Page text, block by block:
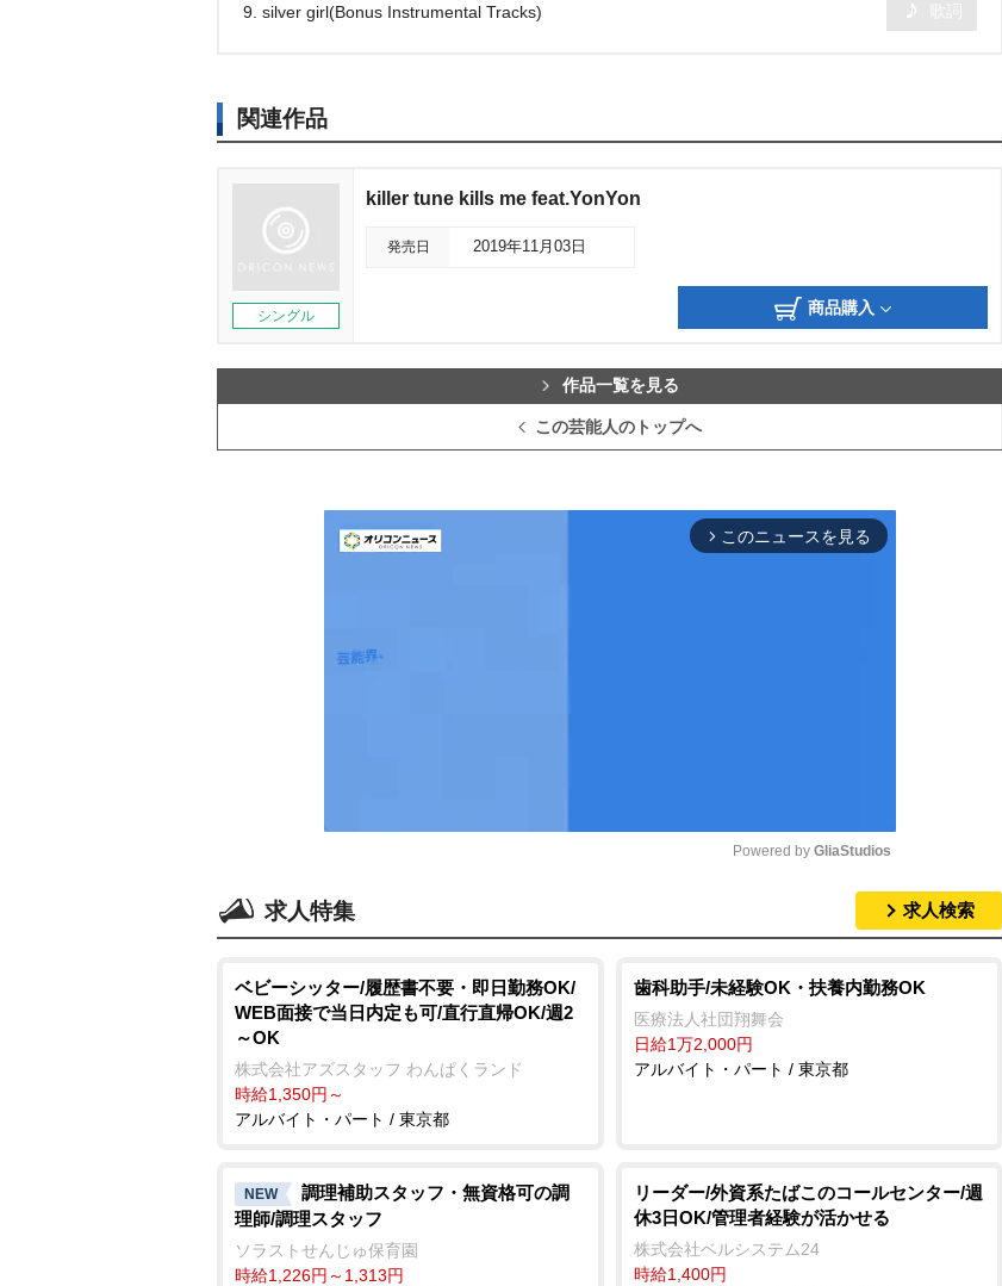
9. silver girl(Bonus Instrumental Tracks)
関連作品
シングル
killer tune kills me feat.YonYon
発売日 2019年11月03日
商品購入
作品一覧を見る
この芸能人のトップへ
arrow_forward_ios このニュースを見る
Powered by GliaStudios
求人特集 求人検索
ベビーシッター/履歴書不要・即日勤務OK/
WEB面接で当日内定も可/直行直帰OK/週2
～OK
株式会社アズスタッフ わんぱくランド
時給1,350円～
アルバイト・パート / 東京都
歯科助手/未経験OK・扶養内勤務OK
医療法人社団翔舞会
日給1万2,000円
アルバイト・パート / 東京都
NEW
調理補助スタッフ・無資格可の調
理師/調理スタッフ
ソラストせんじゅ保育園
時給1,226円～1,313円
リーダー/外資系たばこのコールセンター/週
休3日OK/管理者経験が活かせる
株式会社ベルシステム24
時給1,400円